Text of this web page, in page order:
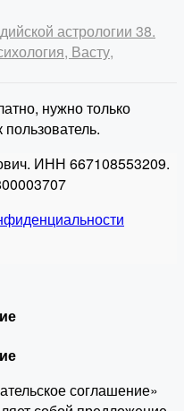
астрологии 38.
Васту,
нужно только
пользователь.
ИНН 667108553209.
соглашение»